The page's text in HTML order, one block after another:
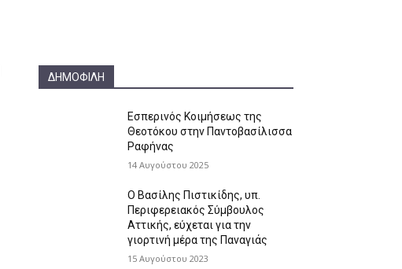
ΔΗΜΟΦΙΛΗ
Εσπερινός Κοιμήσεως της
Θεοτόκου στην Παντοβασίλισσα
Ραφήνας
14 Αυγούστου 2025
Ο Βασίλης Πιστικίδης, υπ.
Περιφερειακός Σύμβουλος
Αττικής, εύχεται για την
γιορτινή μέρα της Παναγιάς
15 Αυγούστου 2023